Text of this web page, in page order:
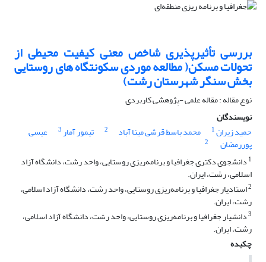
بررسی تأثیرپذیری شاخص معنی کیفیت محیطی از
تحولات مسکن( مطالعه موردی سکونتگاه های روستایی
بخش سنگر شهرستان رشت)
نوع مقاله : مقاله علمی -پژوهشی کاربردی
نویسندگان
حمید زیران1 محمد باسط قرشی مینا آباد 2 تیمور آمار3 عیسی
پوررمضان
2
1 دانشجوی دکتری جغرافیا و برنامه‌ریزی روستایی، واحد رشت، دانشگاه آزاد
اسلامی، رشت، ایران.
2استادیار جغرافیا و برنامه‌ریزی روستایی، واحد رشت، دانشگاه آزاد اسلامی،
رشت، ایران.
3دانشیار جغرافیا و برنامه‌ریزی روستایی، واحد رشت، دانشگاه آزاد اسلامی،
رشت، ایران.
چکیده